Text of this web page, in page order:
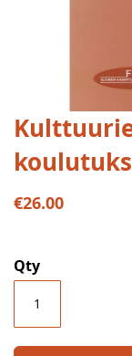
Skip
to
the
of
gallery
€26.00
Qty